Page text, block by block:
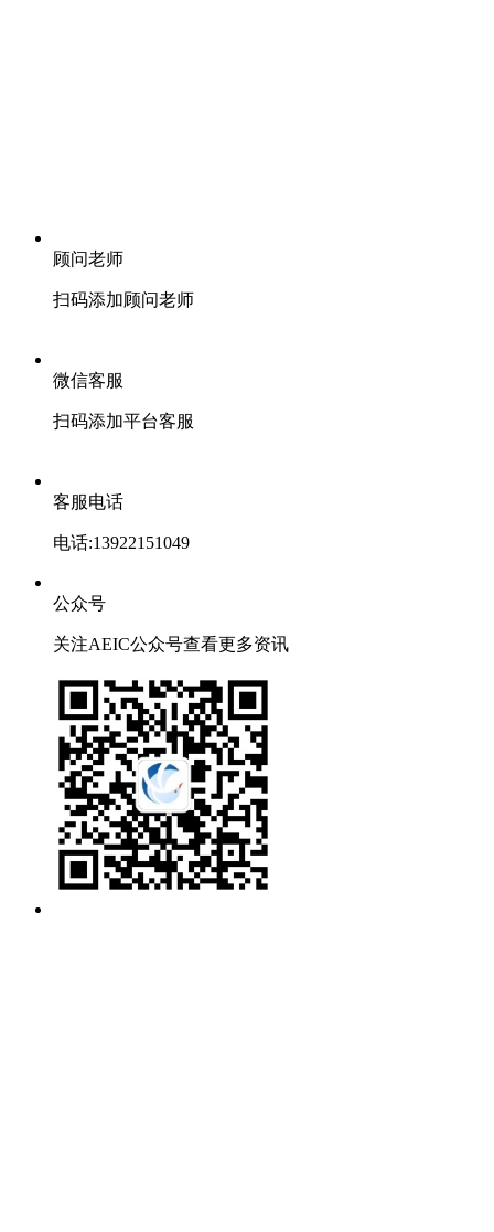
顾问老师
扫码添加顾问老师
微信客服
扫码添加平台客服
客服电话
电话:13922151049
公众号
关注AEIC公众号查看更多资讯